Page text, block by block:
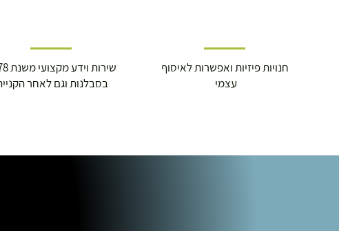
מוצרי כושר ( בלבד) ניתן לאסוף ממחסני החברה
שירות וידע מקצועי משנת 1978
בסבלנות וגם לאחר
חנויות פיזיות ואפשרות לאיסוף
עצמי